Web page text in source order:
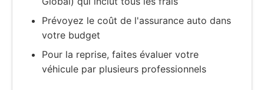
Prévoyez le coût de l'assurance auto dans
votre budget
Pour la reprise, faites évaluer votre
véhicule par plusieurs professionnels